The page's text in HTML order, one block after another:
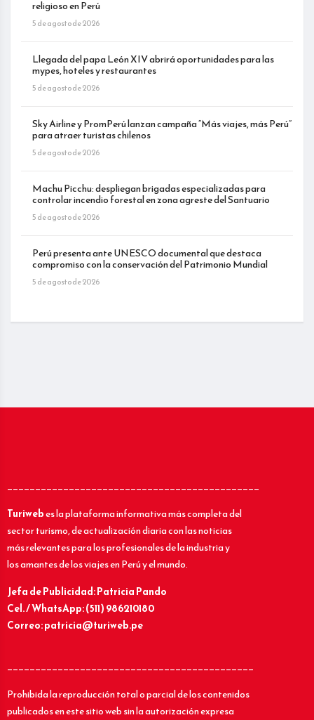
religioso en Perú
5 de agosto de 2026
Llegada del papa León XIV abrirá oportunidades para las
mypes, hoteles y restaurantes
5 de agosto de 2026
Sky Airline y PromPerú lanzan campaña “Más viajes, más Perú”
para atraer turistas chilenos
5 de agosto de 2026
Machu Picchu: despliegan brigadas especializadas para
controlar incendio forestal en zona agreste del Santuario
5 de agosto de 2026
Perú presenta ante UNESCO documental que destaca
compromiso con la conservación del Patrimonio Mundial
5 de agosto de 2026
_____________________________________________
Turiwebes la plataforma informativa más completa del
sector turismo, de actualización diaria con las noticias
más relevantes para los profesionales de la industria y
los amantes de los viajes en Perú y el mundo.
Jefa de Publicidad: Patricia Pando
Cel. / WhatsApp: (511) 986210180
Correo: patricia@turiweb.pe
____________________________________________
Prohibida la reproducción total o parcial de los contenidos
publicados en este sitio web sin la autorización expresa